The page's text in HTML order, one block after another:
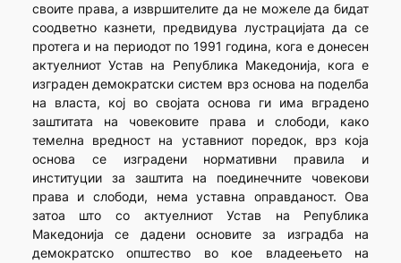
своите права, а извршителите да не можеле да бидат
соодветно казнети, предвидува лустрацијата да се
протега и на периодот по 1991 година, кога е донесен
актуелниот Устав на Република Македонија, кога е
изграден демократски систем врз основа на поделба
на власта, кој во својата основа ги има вградено
заштитата на човековите права и слободи, како
темелна вредност на уставниот поредок, врз која
основа се изградени нормативни правила и
институции за заштита на поединечните човекови
права и слободи, нема уставна оправданост. Ова
затоа што со актуелниот Устав на Република
Македонија се дадени основите за изградба на
демократско општество во кое владеењето на